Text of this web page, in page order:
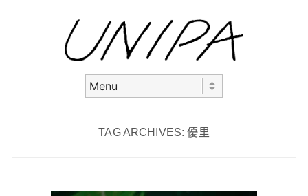
TAG ARCHIVES:優里